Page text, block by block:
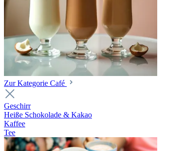
Zur Kategorie Café
Geschirr
Heiße Schokolade & Kakao
Kaffee
Tee